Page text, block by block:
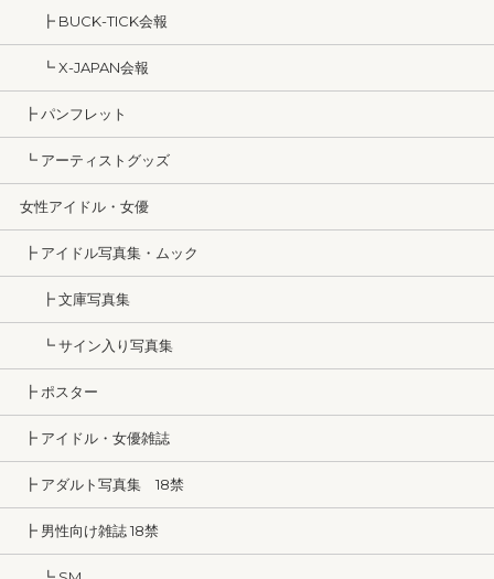
┣ BUCK-TICK会報
┗ X-JAPAN会報
┣ パンフレット
┗ アーティストグッズ
女性アイドル・女優
┣ アイドル写真集・ムック
┣ 文庫写真集
┗ サイン入り写真集
┣ ポスター
┣ アイドル・女優雑誌
┣ アダルト写真集 18禁
┣ 男性向け雑誌 18禁